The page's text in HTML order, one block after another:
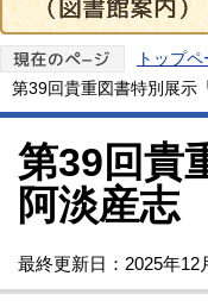
トップペ
第39回貴重図書特別展
第39回貴
阿淡産志
最終更新日：2025年12